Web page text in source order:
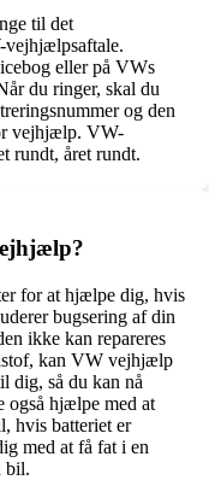
til det
vejhjælpsaftale.
eller på VWs
du ringer, skal du
og den
vejhjælp. VW-
rundt, året rundt.
for at hjælpe dig, hvis
bugsering af din
ikke kan repareres
kan VW vejhjælp
dig, så du kan nå
også hjælpe med at
hvis batteriet er
med at få fat i en
bil.